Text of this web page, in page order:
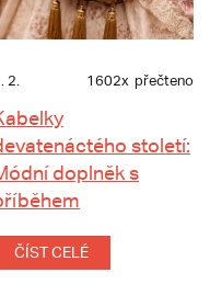
2. 1602x přečteno
století:
doplněk s
ČÍST CELÉ